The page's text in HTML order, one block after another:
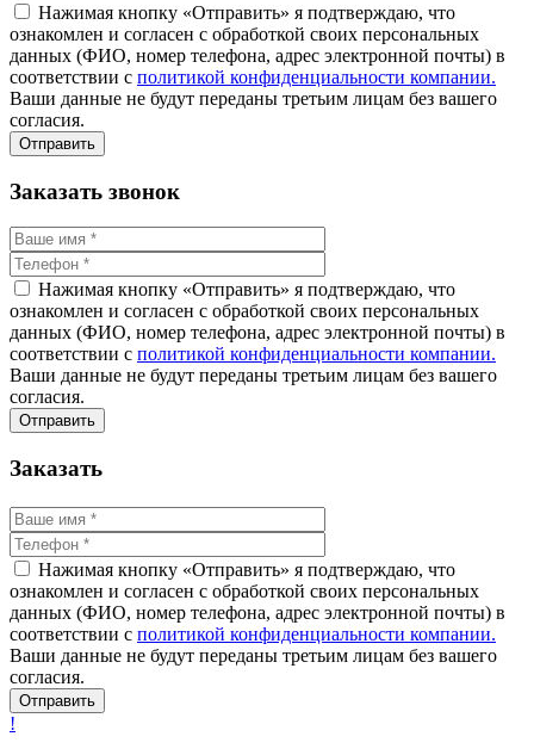
Нажимая кнопку «Отправить» я подтверждаю, что
ознакомлен и согласен с обработкой своих персональных
данных (ФИО, номер телефона, адрес электронной почты) в
соответствии с политикой конфиденциальности компании.
Ваши данные не будут переданы третьим лицам без вашего
согласия.
Заказать звонок
Нажимая кнопку «Отправить» я подтверждаю, что
ознакомлен и согласен с обработкой своих персональных
данных (ФИО, номер телефона, адрес электронной почты) в
соответствии с политикой конфиденциальности компании.
Ваши данные не будут переданы третьим лицам без вашего
согласия.
Заказать
Нажимая кнопку «Отправить» я подтверждаю, что
ознакомлен и согласен с обработкой своих персональных
данных (ФИО, номер телефона, адрес электронной почты) в
соответствии с политикой конфиденциальности компании.
Ваши данные не будут переданы третьим лицам без вашего
согласия.
!